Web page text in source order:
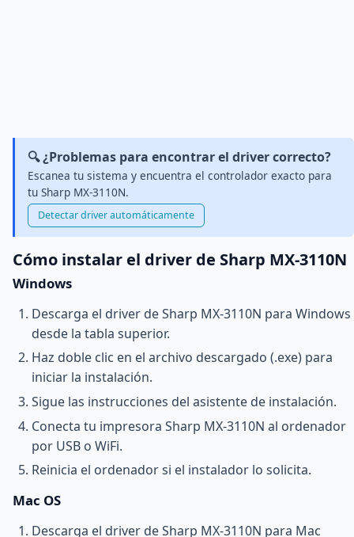
🔍 ¿Problemas para encontrar el driver correcto?
Escanea tu sistema y encuentra el controlador exacto para
tu Sharp MX-3110N.
Detectar driver automáticamente
Cómo instalar el driver de Sharp MX-3110N
Windows
Descarga el driver de Sharp MX-3110N para Windows
desde la tabla superior.
Haz doble clic en el archivo descargado (.exe) para
iniciar la instalación.
Sigue las instrucciones del asistente de instalación.
Conecta tu impresora Sharp MX-3110N al ordenador
por USB o WiFi.
Reinicia el ordenador si el instalador lo solicita.
Mac OS
Descarga el driver de Sharp MX-3110N para Mac